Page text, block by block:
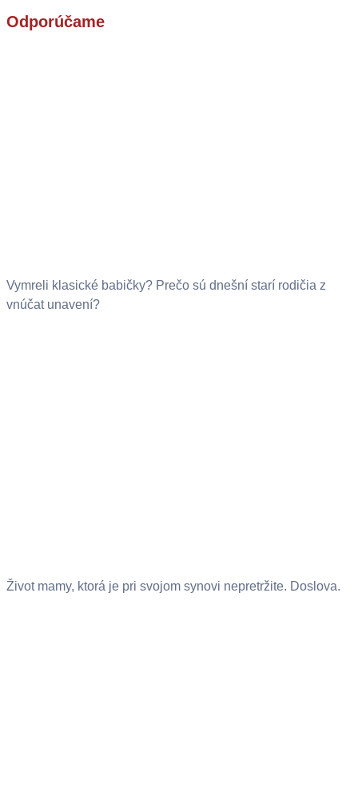
Odporúčame
Vymreli klasické babičky? Prečo sú dnešní starí rodičia z
vnúčat unavení?
Život mamy, ktorá je pri svojom synovi nepretržite. Doslova.